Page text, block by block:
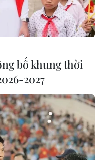
thương” nhằm vào
Washington liệt vào
động trên các tuyến
bố khung thời
2027